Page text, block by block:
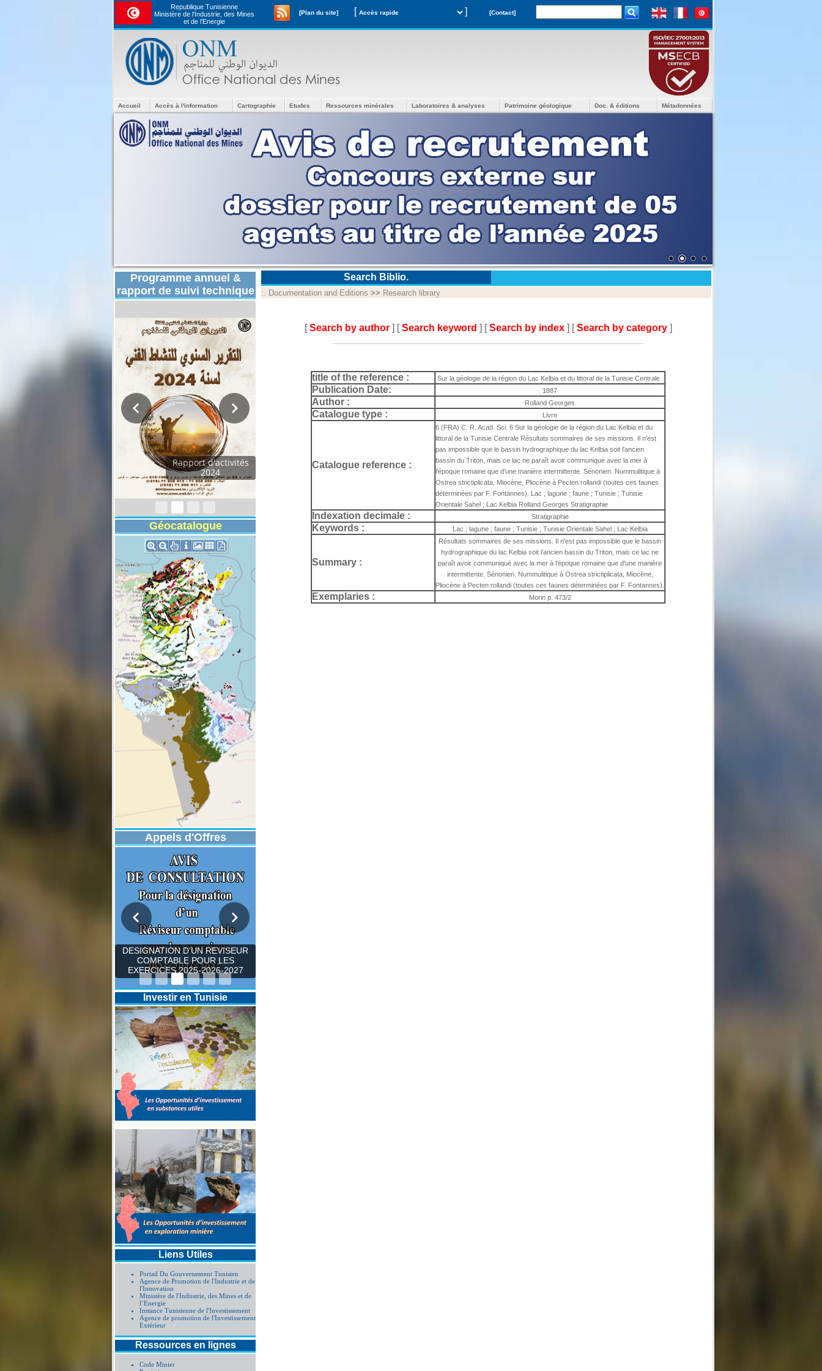
Republique Tunisienne
Ministère de l'Industrie, des Mines
et de l’Energie
[Plan du site] [ ] [Contact]
Accueil Accès à l'information Cartographie Etudes Ressources minérales Laboratoires & analyses Patrimoine géologique Doc. & éditions Métadonnées
Programme annuel &
rapport de suivi technique
Rapport d'activités
2024
Géocatalogue
Appels d'Offres
DESIGNATION D’UN REVISEUR
COMPTABLE POUR LES
EXERCICES 2025-2026-2027
Investir en Tunisie
Liens Utiles
Portail Du Gouvernement Tunisien
Agence de Promotion de l'Industrie et de
l'Innovation
Ministère de l'Industrie, des Mines et de
l’Energie
Instance Tunisienne de l'Investissement
Agence de promotion de l'Investissement
Extérieur
Ressources en lignes
Code Minier
Search Biblio.
:: Documentation and Editions >> Research library
[Search by author ] [Search keyword ] [Search by index ] [Search by category ]
title of the reference : Sur la géologie de la région du Lac Kelbia et du littoral de la Tunisie Centrale
Publication Date: 1887
Author : Rolland Georges
Catalogue type : Livre
Catalogue reference :
6 (FRA) C. R. Acad. Sci. 6 Sur la géologie de la région du Lac Kelbia et du
littoral de la Tunisie Centrale Résultats sommaires de ses missions. Il n'est
pas impossible que le bassin hydrographique du lac Kelbia soit l'ancien
bassin du Triton, mais ce lac ne paraît avoir communiqué avec la mer à
l'époque romaine que d'une manière intermittente. Sénonien. Nummulitique à
Ostrea strictiplicata, Miocène, Pliocène à Pecten rollandi (toutes ces faunes
déterminées par F. Fontannes). Lac ; lagune ; faune ; Tunisie ; Tunisie
Orientale Sahel ; Lac Kelbia Rolland Georges Stratigraphie
Indexation decimale : Stratigraphie
Keywords : Lac ; lagune ; faune ; Tunisie ; Tunisie Orientale Sahel ; Lac Kelbia
Summary :
Résultats sommaires de ses missions. Il n'est pas impossible que le bassin
hydrographique du lac Kelbia soit l'ancien bassin du Triton, mais ce lac ne
paraît avoir communiqué avec la mer à l'époque romaine que d'une manière
intermittente. Sénonien. Nummulitique à Ostrea strictiplicata, Miocène,
Pliocène à Pecten rollandi (toutes ces faunes déterminées par F. Fontannes).
Exemplaries : Morin p. 473/2